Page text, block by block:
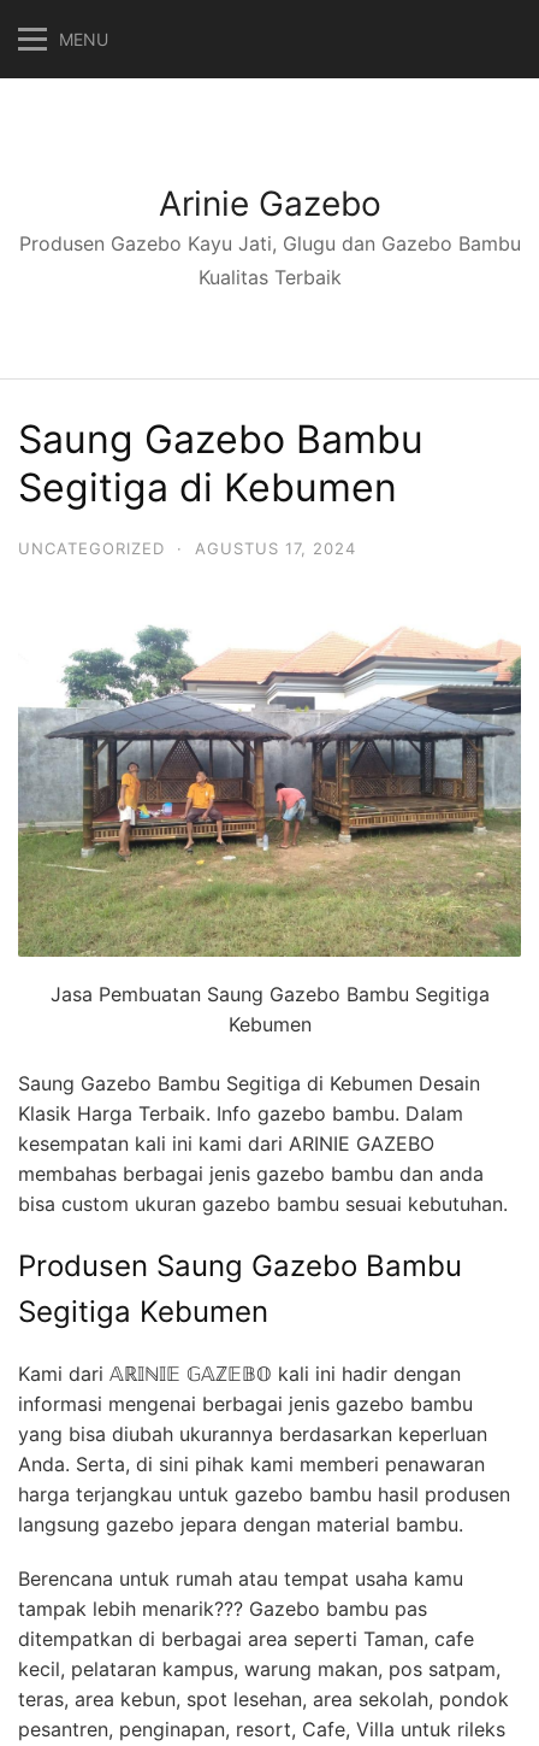
ke
konten
MENU
Arinie Gazebo
Produsen Gazebo Kayu Jati, Glugu dan Gazebo Bambu
Kualitas Terbaik
Saung Gazebo Bambu
Segitiga di Kebumen
UNCATEGORIZED · AGUSTUS 17, 2024
Jasa Pembuatan Saung Gazebo Bambu Segitiga
Kebumen
Saung Gazebo Bambu Segitiga di Kebumen Desain
Klasik Harga Terbaik. Info gazebo bambu. Dalam
kesempatan kali ini kami dari ARINIE GAZEBO
membahas berbagai jenis gazebo bambu dan anda
bisa custom ukuran gazebo bambu sesuai kebutuhan.
Produsen Saung Gazebo Bambu
Segitiga Kebumen
Kami dari 𝔸ℝ𝕀ℕ𝕀𝔼 𝔾𝔸ℤ𝔼𝔹𝕆 kali ini hadir dengan
informasi mengenai berbagai jenis gazebo bambu
yang bisa diubah ukurannya berdasarkan keperluan
Anda. Serta, di sini pihak kami memberi penawaran
harga terjangkau untuk gazebo bambu hasil produsen
langsung gazebo jepara dengan material bambu.
Berencana untuk rumah atau tempat usaha kamu
tampak lebih menarik??? Gazebo bambu pas
ditempatkan di berbagai area seperti Taman, cafe
kecil, pelataran kampus, warung makan, pos satpam,
teras, area kebun, spot lesehan, area sekolah, pondok
pesantren, penginapan, resort, Cafe, Villa untuk rileks